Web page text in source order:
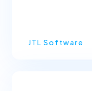
JTL Software